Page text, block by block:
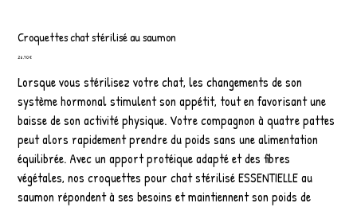
Croquettes chat stérilisé au saumon
Prix
26,70 €
Lorsque vous stérilisez votre chat, les changements de son
système hormonal stimulent son appétit, tout en favorisant une
baisse de son activité physique. Votre compagnon à quatre pattes
peut alors rapidement prendre du poids sans une alimentation
équilibrée. Avec un apport protéique adapté et des fibres
végétales, nos croquettes pour chat stérilisé ESSENTIELLE au
saumon répondent à ses besoins et maintiennent son poids de